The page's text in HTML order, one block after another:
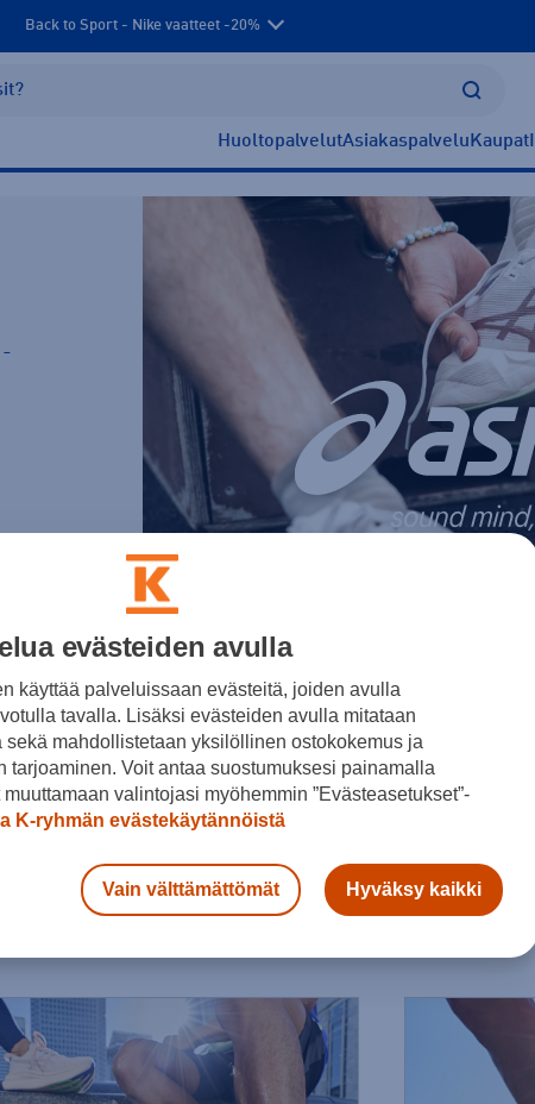
Back to Sport - Nike vaatteet -20%
HuoltopalvelutAsiakaspalvelu Kaupat
-
Gel Kayano Novablast Platinum GT-2000 Asics Trail
evästeiden avulla
käyttää palveluissaan evästeitä, joiden avulla
tavalla. Lisäksi evästeiden avulla mitataan
sekä mahdollistetaan yksilöllinen ostokokemus ja
tarjoaminen. Voit antaa suostumuksesi painamalla
muuttamaan valintojasi myöhemmin ”Evästeasetukset”-
K-ryhmän evästekäytännöistä
Vain välttämättömät Hyväksy kaikki